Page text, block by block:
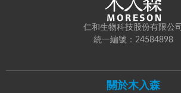
仁和生物科技股份有限公司
統一編號：24584898
關於木入森